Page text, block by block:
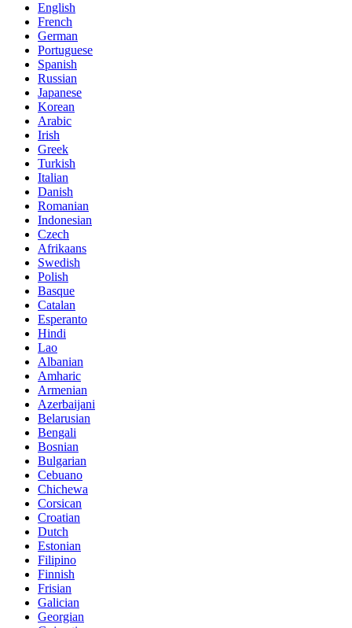
English
French
German
Portuguese
Spanish
Russian
Japanese
Korean
Arabic
Irish
Greek
Turkish
Italian
Danish
Romanian
Indonesian
Czech
Afrikaans
Swedish
Polish
Basque
Catalan
Esperanto
Hindi
Lao
Albanian
Amharic
Armenian
Azerbaijani
Belarusian
Bengali
Bosnian
Bulgarian
Cebuano
Chichewa
Corsican
Croatian
Dutch
Estonian
Filipino
Finnish
Frisian
Galician
Georgian